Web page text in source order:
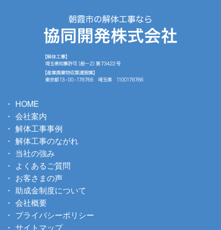
HOME
会社案内
解体工事事例
解体工事のながれ
当社の強み
よくあるご質問
お客さまの声
助成金制度について
会社概要
プライバシーポリシー
サイトマップ